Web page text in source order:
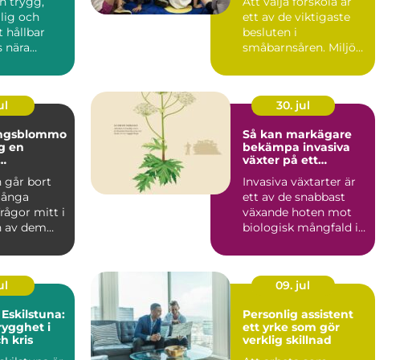
och
hållbar
nära
ett av de viktigaste
besluten i
småbarnsåren. Miljön,
barngruppens...
går bort
mitt i
av dem
30. jul
Så kan markägare
bekämpa invasiva
växter på ett
Invasiva växtarter är
ett av de snabbast
växande hoten mot
biologisk mångfald i
i
kris
09. jul
Personlig assistent
ett yrke som gör
verklig skillnad